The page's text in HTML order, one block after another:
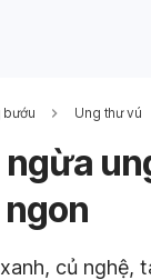
bướu Ung thư vú
ngừa
củ nghệ,